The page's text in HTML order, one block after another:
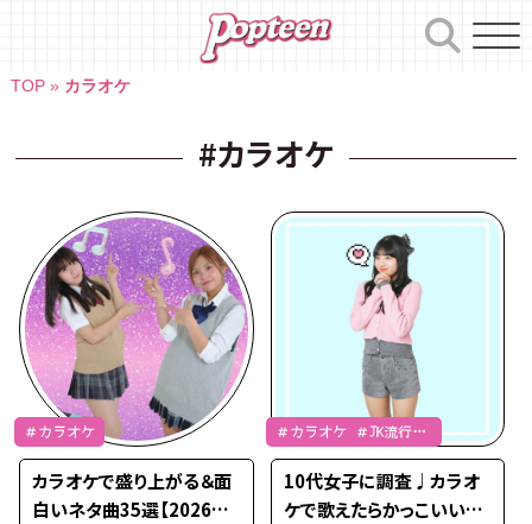
TOP» カラオケ
#カラオケ
＃カラオケ
カラオケで盛り上がる＆面
白いネタ曲35選【2026年
＃カラオケ ＃JK流行通
信
10代女子に調査♩カラオ
ケで歌えたらかっこいい曲